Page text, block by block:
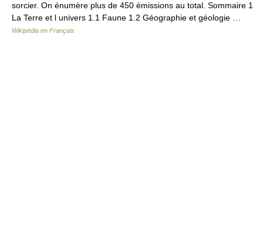
sorcier. On énumère plus de 450 émissions au total. Sommaire 1
La Terre et l univers 1.1 Faune 1.2 Géographie et géologie …
Wikipédia en Français